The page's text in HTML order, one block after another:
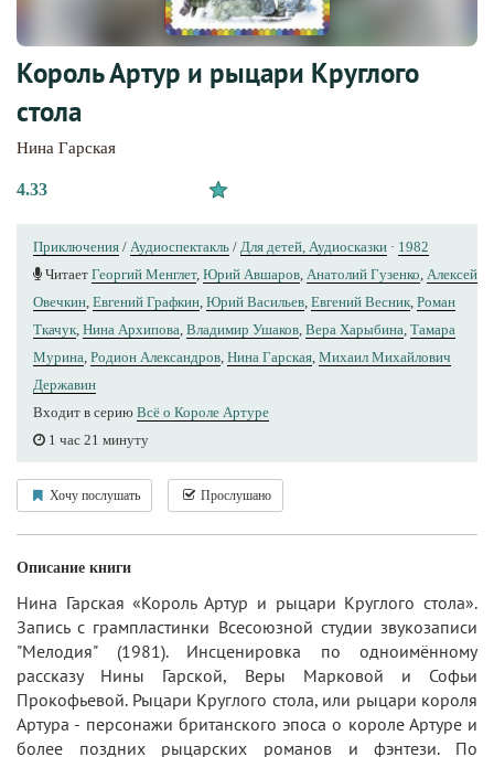
Король Артур и рыцари Круглого
стола
Нина Гарская
4.33
Приключения / Аудиоспектакль / Для детей, Аудиосказки · 1982
Читает Георгий Менглет, Юрий Авшаров, Анатолий Гузенко, Алексей
Овечкин, Евгений Графкин, Юрий Васильев, Евгений Весник, Роман
Ткачук, Нина Архипова, Владимир Ушаков, Вера Харыбина, Тамара
Мурина, Родион Александров, Нина Гарская, Михаил Михайлович
Державин
Входит в серию Всё о Короле Артуре
1 час 21 минуту
Хочу послушать Прослушано
Описание книги
Нина Гарская «Король Артур и рыцари Круглого стола».
Запись с грампластинки Всесоюзной студии звукозаписи
"Мелодия" (1981). Инсценировка по одноимённому
рассказу Нины Гарской, Веры Марковой и Софьи
Прокофьевой. Рыцари Круглого стола, или рыцари короля
Артура - персонажи британского эпоса о короле Артуре и
более поздних рыцарских романов и фэнтези. По